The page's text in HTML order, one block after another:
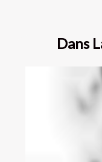
Dans